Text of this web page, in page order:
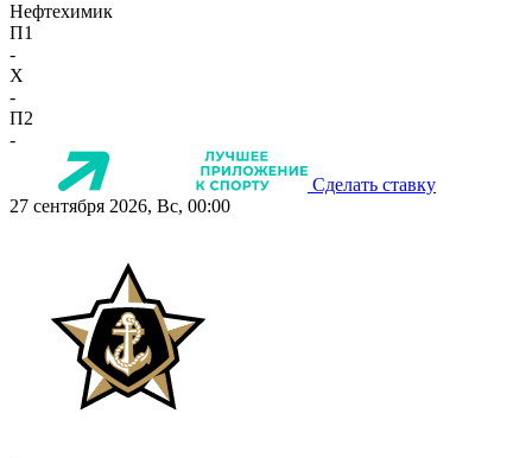
Нефтехимик
П1
-
X
-
П2
-
Сделать ставку
27 сентября 2026, Вс, 00:00